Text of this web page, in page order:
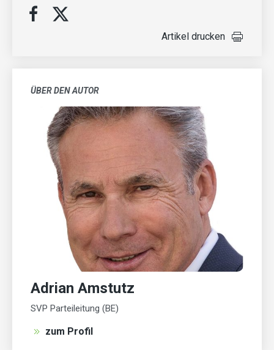
Artikel drucken
ÜBER DEN AUTOR
Adrian Amstutz
SVP Parteileitung (BE)
zum Profil